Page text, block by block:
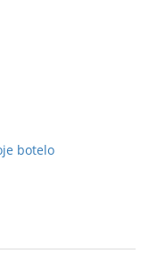
botelo